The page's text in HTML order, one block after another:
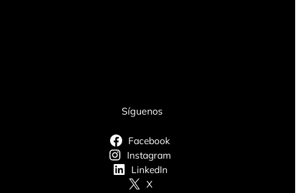
Síguenos
Facebook
Instagram
LinkedIn
X